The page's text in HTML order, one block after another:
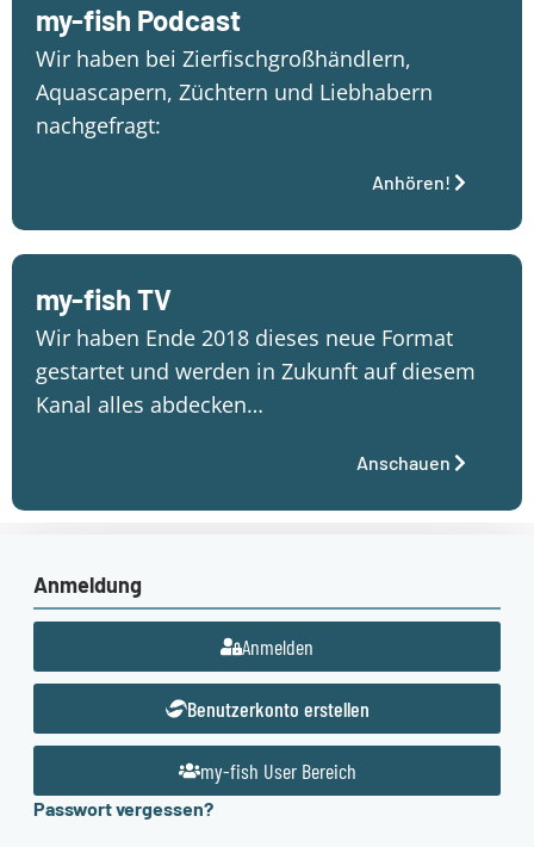
my-fish Podcast
Wir haben bei Zierfischgroßhändlern,
Aquascapern, Züchtern und Liebhabern
nachgefragt:
Anhören!
my-fish TV
Wir haben Ende 2018 dieses neue Format
gestartet und werden in Zukunft auf diesem
Kanal alles abdecken…
Anschauen
Anmeldung
Anmelden
Benutzerkonto erstellen
my-fish User Bereich
Passwort vergessen?